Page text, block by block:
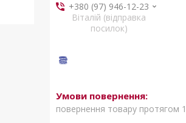
+380 (97) 946-12-23
Віталій (відправка
посилок)
повернення товару протягом